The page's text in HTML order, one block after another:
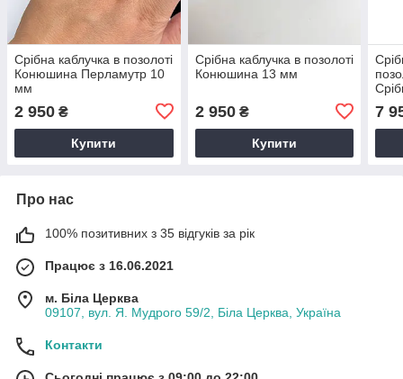
Срібна каблучка в позолоті
Конюшина Перламутр 10
мм
2 950 ₴
Купити
Срібна каблучка в позолоті
Конюшина 13 мм
2 950₴
Купити
7
Про нас
100% позитивних з 35 відгуків за рік
Працює з 16.06.2021
м. Біла Церква
09107, вул. Я. Мудрого 59/2, Біла Церква, Україна
Контакти